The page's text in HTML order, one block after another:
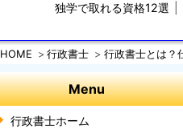
独学で取れる資格12選
HOME 行政書士 行政書士とは？
Menu
行政書士ホーム